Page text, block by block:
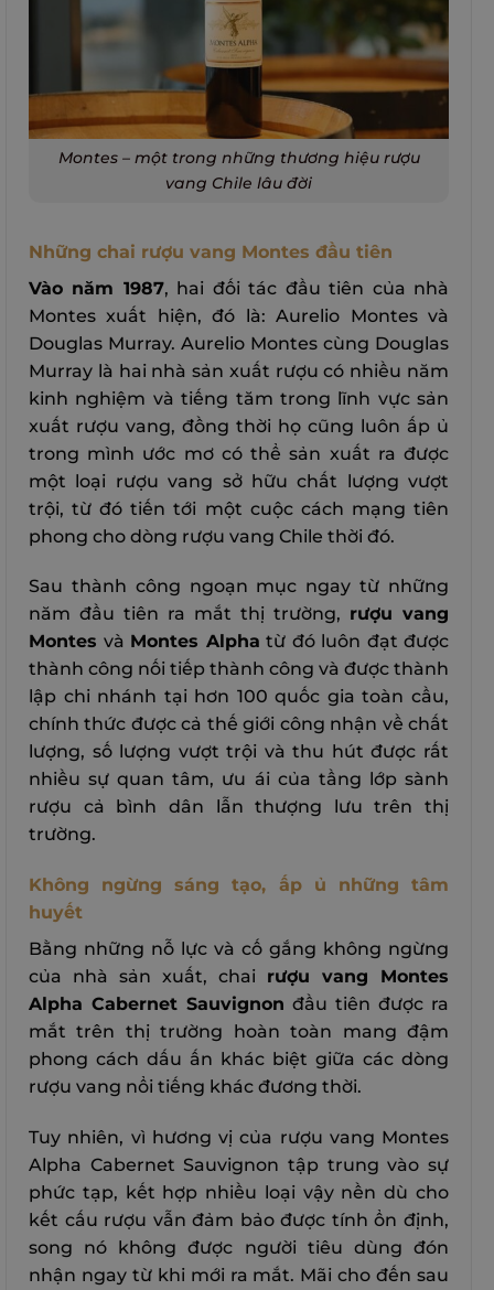
Montes – một trong những thương hiệu rượu
vang Chile lâu đời
Những chai rượu vang Montes đầu tiên
Vào năm 1987, hai đối tác đầu tiên của nhà
Montes xuất hiện, đó là: Aurelio Montes và
Douglas Murray. Aurelio Montes cùng Douglas
Murray là hai nhà sản xuất rượu có nhiều năm
kinh nghiệm và tiếng tăm trong lĩnh vực sản
xuất rượu vang, đồng thời họ cũng luôn ấp ủ
trong mình ước mơ có thể sản xuất ra được
một loại rượu vang sở hữu chất lượng vượt
trội, từ đó tiến tới một cuộc cách mạng tiên
phong cho dòng rượu vang Chile thời đó.
Sau thành công ngoạn mục ngay từ những
năm đầu tiên ra mắt thị trường, rượu vang
Montes và Montes Alpha từ đó luôn đạt được
thành công nối tiếp thành công và được thành
lập chi nhánh tại hơn 100 quốc gia toàn cầu,
chính thức được cả thế giới công nhận về chất
lượng, số lượng vượt trội và thu hút được rất
nhiều sự quan tâm, ưu ái của tầng lớp sành
rượu cả bình dân lẫn thượng lưu trên thị
trường.
Không ngừng sáng tạo, ấp ủ những tâm
huyết
Bằng những nỗ lực và cố gắng không ngừng
của nhà sản xuất, chai rượu vang Montes
Alpha Cabernet Sauvignon đầu tiên được ra
mắt trên thị trường hoàn toàn mang đậm
phong cách dấu ấn khác biệt giữa các dòng
rượu vang nổi tiếng khác đương thời.
Tuy nhiên, vì hương vị của rượu vang Montes
Alpha Cabernet Sauvignon tập trung vào sự
phức tạp, kết hợp nhiều loại vậy nền dù cho
kết cấu rượu vẫn đảm bảo được tính ổn định,
song nó không được người tiêu dùng đón
nhận ngay từ khi mới ra mắt. Mãi cho đến sau